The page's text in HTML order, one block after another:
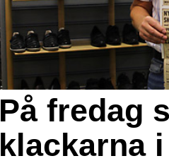
På fredag
klackarna